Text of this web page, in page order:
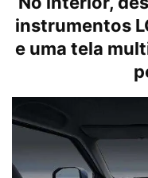
instrumentos
e uma tela